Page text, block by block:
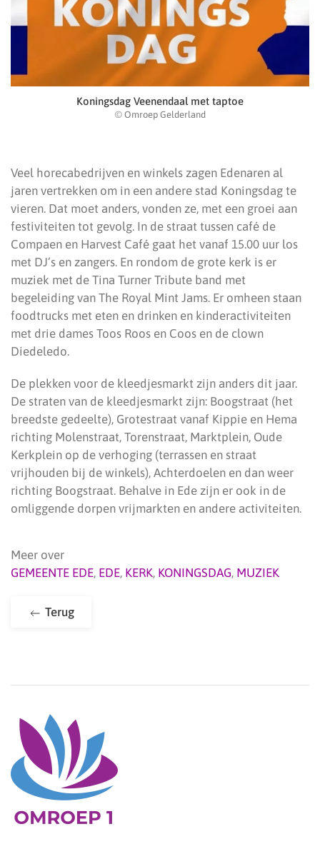
Koningsdag Veenendaal met taptoe
© Omroep Gelderland
Veel horecabedrijven en winkels zagen Edenaren al
jaren vertrekken om in een andere stad Koningsdag te
vieren. Dat moet anders, vonden ze, met een groei aan
festiviteiten tot gevolg. In de straat tussen café de
Compaen en Harvest Café gaat het vanaf 15.00 uur los
met DJ’s en zangers. En rondom de grote kerk is er
muziek met de Tina Turner Tribute band met
begeleiding van The Royal Mint Jams. Er omheen staan
foodtrucks met eten en drinken en kinderactiviteiten
met drie dames Toos Roos en Coos en de clown
Diedeledo.
De plekken voor de kleedjesmarkt zijn anders dit jaar.
De straten van de kleedjesmarkt zijn: Boogstraat (het
breedste gedeelte), Grotestraat vanaf Kippie en Hema
richting Molenstraat, Torenstraat, Marktplein, Oude
Kerkplein op de verhoging (terrassen en straat
vrijhouden bij de winkels), Achterdoelen en dan weer
richting Boogstraat. Behalve in Ede zijn er ook in de
omliggende dorpen vrijmarkten en andere activiteiten.
Meer over
GEMEENTE EDE, EDE, KERK, KONINGSDAG, MUZIEK
Terug